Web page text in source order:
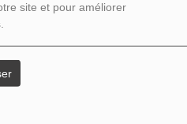
site et pour améliorer